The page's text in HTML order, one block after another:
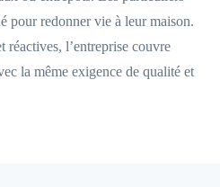
pour redonner vie à leur maison.
réactives, l’entreprise couvre
la même exigence de qualité et